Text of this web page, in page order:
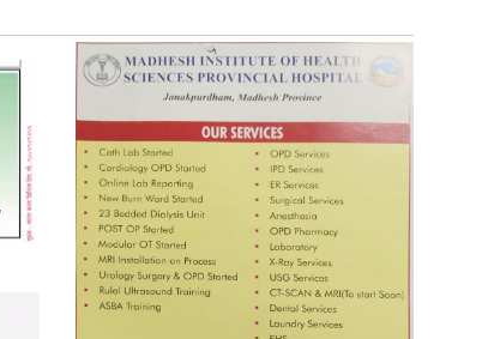
प्रतिस्पर्धाबिनाको नियुक्ति बदरबारे
अन्तरिम आदेश निक्र्योल गर्न असार ६ मा
पेसी